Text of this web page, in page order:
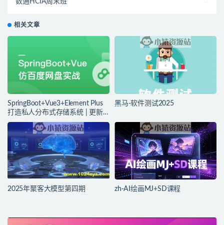
数通HCIA周末班
相关文章
SpringBoot+Vue3+Element Plus
打造私人分布式存储系统 | 更新
完结
黑马-软件测试2025
2025年聚客大模型第四期 zh-AI绘画MJ+SD课程